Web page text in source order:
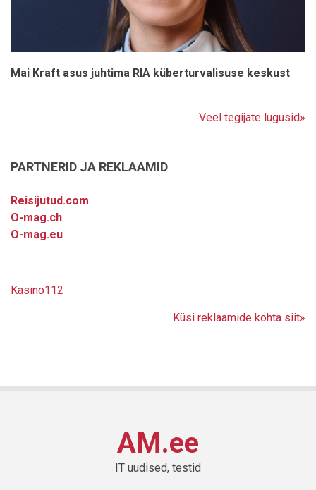
Mai Kraft asus juhtima RIA küberturvalisuse keskust
Veel tegijate lugusid»
PARTNERID JA REKLAAMID
Reisijutud.com
O-mag.ch
O-mag.eu
Kasino112
Küsi reklaamide kohta siit»
AM.ee
IT uudised, testid